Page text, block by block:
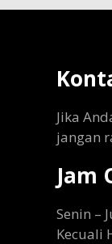
Jika
jangan
Jam
Senin –
Kecuali